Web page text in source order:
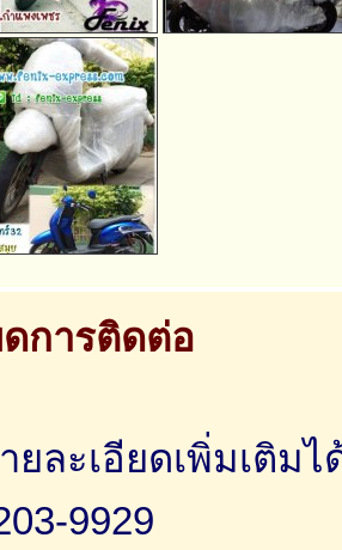
ดการติดต่อ
ยละเอียดเพิ่มเติม
9929